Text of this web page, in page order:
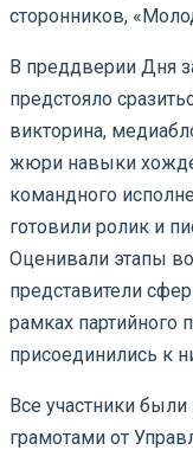
сторонников,
В преддверии Дня
предстояло
викторина,
жюри навыки
командного
готовили ролик и
Оценивали этапы
представители
рамках партийного
присоединились к
Все участники
грамотами от